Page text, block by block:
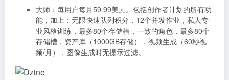
大师：每用户每月59.99美元。包括创作者计划的所有功
能，加上：无限快速队列积分，12个并发作业，私人专
业风格训练，最多80个存储槽，一致的角色，最多80个
存储槽，资产库（1000GB存储），视频生成（60秒视
频/月），图像生成时无提示过滤。